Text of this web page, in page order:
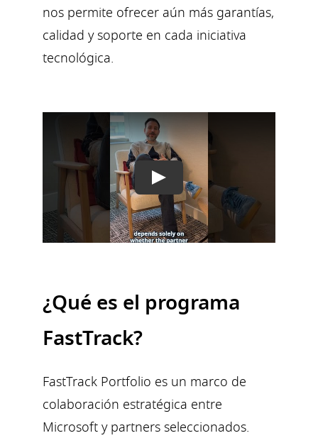
nos permite ofrecer aún más garantías,
calidad y soporte en cada iniciativa
tecnológica.
Play
¿Qué es el programa
FastTrack?
FastTrack Portfolio es un marco de
colaboración estratégica entre
Microsoft y partners seleccionados.